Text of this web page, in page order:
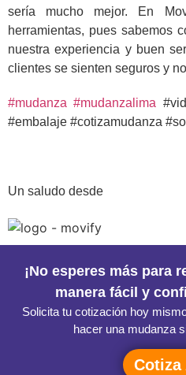
sería mucho mejor. En
herramientas, pues sabemos
nuestra experiencia y buen
clientes se sienten seguros y
#mudanza #mudanzalima
#embalaje #cotizamudanza
Un saludo desde
¡No esperes más para
manera fácil y
Solicita tu cotización hoy
hacer una mudanza
Cotiza